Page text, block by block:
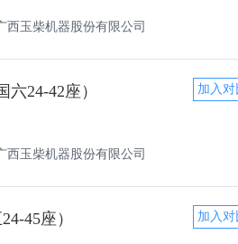
西玉柴机器股份有限公司
24-42座）
西玉柴机器股份有限公司
45座）